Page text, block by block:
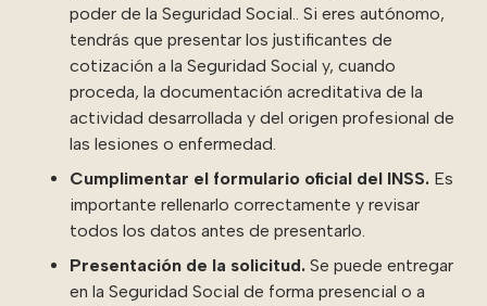
poder de la Seguridad Social.. Si eres autónomo,
tendrás que presentar los justificantes de
cotización a la Seguridad Social y, cuando
proceda, la documentación acreditativa de la
actividad desarrollada y del origen profesional de
las lesiones o enfermedad.
Cumplimentar el formulario oficial del INSS. Es
importante rellenarlo correctamente y revisar
todos los datos antes de presentarlo.
Presentación de la solicitud. Se puede entregar
en la Seguridad Social de forma presencial o a